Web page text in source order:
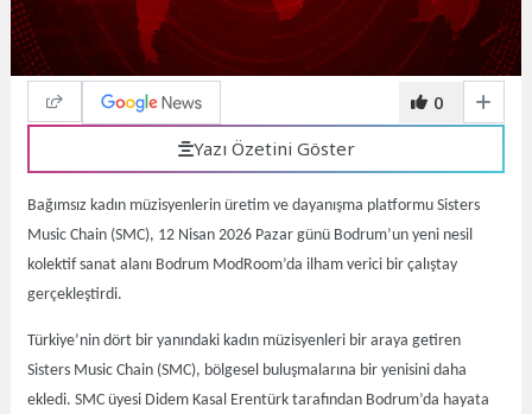
0
Yazı Özetini Göster
Bağımsız kadın müzisyenlerin üretim ve dayanışma platformu Sisters
Music Chain (SMC), 12 Nisan 2026 Pazar günü Bodrum’un yeni nesil
kolektif sanat alanı Bodrum ModRoom’da ilham verici bir çalıştay
gerçekleştirdi.
Türkiye’nin dört bir yanındaki kadın müzisyenleri bir araya getiren
Sisters Music Chain (SMC), bölgesel buluşmalarına bir yenisini daha
ekledi. SMC üyesi Didem Kasal Erentürk tarafından Bodrum’da hayata